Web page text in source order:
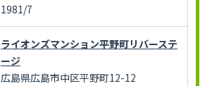
1981/7
ライオンズマンション平野町リバーステ
ージ
広島県広島市中区平野町12-12